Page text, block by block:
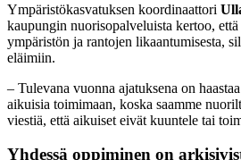
Ympäristökasvatuksen koordinaattori
kaupungin nuorisopalveluista kertoo,
ympäristön ja rantojen likaantumisesta,
eläimiin.
– Tulevana vuonna ajatuksena on
aikuisia toimimaan, koska saamme
viestiä, että aikuiset eivät kuuntele tai
Yhdessä oppiminen on